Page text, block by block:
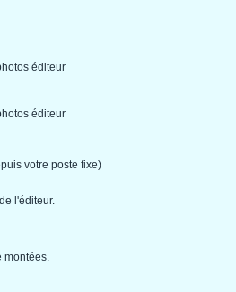
éditeur
éditeur
votre poste fixe)
l'éditeur.
montées.